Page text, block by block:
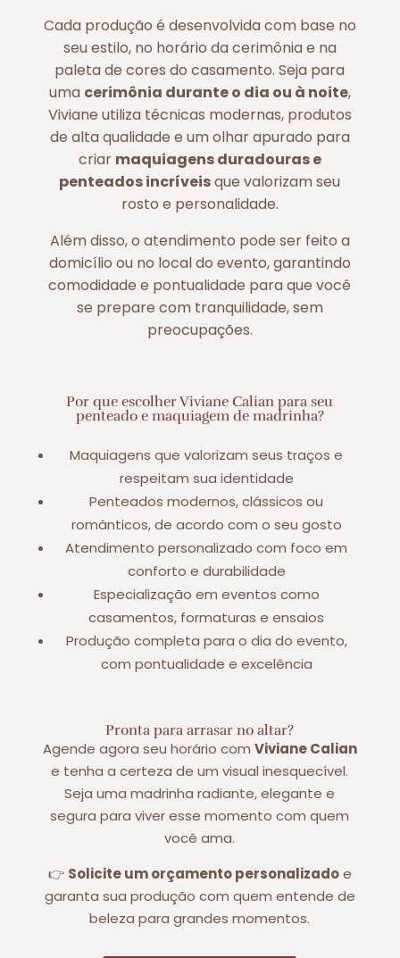
Cada produção é desenvolvida com base no
seu estilo, no horário da cerimônia e na
paleta de cores do casamento. Seja para
uma cerimônia durante o dia ou à noite,
Viviane utiliza técnicas modernas, produtos
de alta qualidade e um olhar apurado para
criar maquiagens duradouras e
penteados incríveisque valorizam seu
rosto e personalidade.
Além disso, o atendimento pode ser feito a
domicílio ou no local do evento, garantindo
comodidade e pontualidade para que você
se prepare com tranquilidade, sem
preocupações.
Por que escolher Viviane Calian para seu
penteado e maquiagem de madrinha?
Maquiagens que valorizam seus traços e
respeitam sua identidade
Penteados modernos, clássicos ou
românticos, de acordo com o seu gosto
Atendimento personalizado com foco em
conforto e durabilidade
Especialização em eventos como
casamentos, formaturas e ensaios
Produção completa para o dia do evento,
com pontualidade e excelência
Pronta para arrasar no altar?
Agende agora seu horário com Viviane Calian
e tenha a certeza de um visual inesquecível.
Seja uma madrinha radiante, elegante e
segura para viver esse momento com quem
você ama.
👉 Solicite um orçamento personalizadoe
garanta sua produção com quem entende de
beleza para grandes momentos.